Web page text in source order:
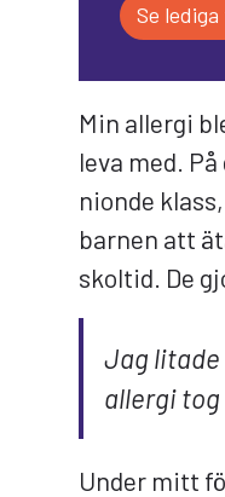
Se
Min allergi
leva med.
nionde
barnen att
skoltid. De
Jag litade
allergi
Under mitt